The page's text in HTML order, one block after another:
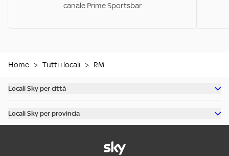
canale Prime Sportsbar
Home > Tutti i locali > RM
Locali Sky per città
Scopri tutti i bar di Roma
Locali Sky per provincia
Scopri tutti i bar in provincia di Milano
Scopri tutti i bar in provincia di Roma